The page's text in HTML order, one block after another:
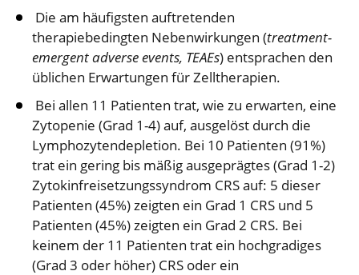
Die am häufigsten auftretenden
therapiebedingten Nebenwirkungen (treatment-
emergent adverse events, TEAEs) entsprachen den
üblichen Erwartungen für Zelltherapien.
Bei allen 11 Patienten trat, wie zu erwarten, eine
Zytopenie (Grad 1-4) auf, ausgelöst durch die
Lymphozytendepletion. Bei 10 Patienten (91%)
trat ein gering bis mäßig ausgeprägtes (Grad 1-2)
Zytokinfreisetzungssyndrom CRS auf: 5 dieser
Patienten (45%) zeigten ein Grad 1 CRS und 5
Patienten (45%) zeigten ein Grad 2 CRS. Bei
keinem der 11 Patienten trat ein hochgradiges
(Grad 3 oder höher) CRS oder ein